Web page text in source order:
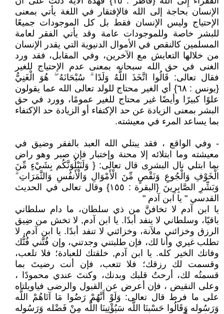
الإنسان بحاجة إلى الله فالإفتقار في اللغة يأتي بمعنى
الإحتياج وليس الإنسان فقط بل كل الموجودات جميعًا
للبشر خاصة وللموجودات عامة وقد يأتي الفقر لعامة
المسلمين كالنقص في الأموال الدنيوية التي يقدر الإنسان
من خلالها التعايش مع الآخرين، وفي المقابل، فقد ورد
الغنى في حق الله سبحانه بمعنى عدم الإحتياج للغير
فقال تعالى: قَالُوا اتَّخَذَ اللَّهُ وَلَدًا ۗ سُبْحَانَهُ ۖ هُوَ الْغَنِيُّ
{يونس : ٦٨} أي الغير محتاج للولد تعالى الله عما يقولون
علوًا كبيرًا وأيضًا غير محتاج للغير عمومًا، وورد في حق
البشر بمعنى الزيادة عن حد الإكتفاء أو الزيادة حد الإكتفاء
بما يساعد المرء في معيشته.
- وفي الواقع ، فقد يبتلي الله العبد بالفقر وضيق في
معيشته وما ابتلائه إلا محنة وإختبار فإن صبر وهو راض
بما ابتلي نال البشرى قال تعالى: { وَلَنَبْلُوَنَّكُم بِشَيْءٍ مِّنَ
الْخَوْفِ وَالْجُوعِ وَنَقْصٍ مِّنَ الْأَمْوَالِ وَالْأَنفُسِ وَالثَّمَرَاتِ ۗ
وَبَشِّرِ الصَّابِرِينَ {البقرة : ١٥٥} وقال تعالى في الحديث
القدسي " يا ابن آدم "
يا ابن آدم لا تخافنَّ من ذي سلطان، ما دام سلطاني
باقيًا، وسلطاني لا ينفد أبدًا. يا ابن آدم, لا تخش من ضِيق
الرزق وخزائني ملآنة، وخزائني لا تنفد أبدًا. يا ابن آدم, لا
تطلب غيري وأنا لك، فإن طلبتني وجدتني، وإن فُتَّني فُتُّك
وفاتك الخير كله. يا ابن آدم, خلقتك للعبادة؛ فلا تلعب،
وقسمت لك رزقك؛ فلا تتعب، فإن أنت رضيتَ بما
قسمتُه لك، أرحتُ قلبك وبدنك، وكنتَ عندي محمودًا ،
وعلى النقيض ، فإن أعرض عن القبول والرضى فياويلتاه
على ما فرط قال تعالى: وَلَوْ أَنَّهُمْ رَضُوا مَا آتَاهُمْ اللَّه
وَرَسُوله وَقَالُوا حَسْبنَا اللَّه سَيُؤْتِينَا اللَّه مِنْ فَضْله وَرَسُوله